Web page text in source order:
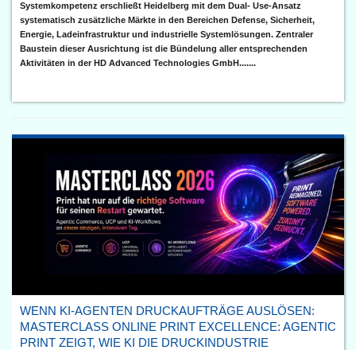
Systemkompetenz erschließt Heidelberg mit dem Dual- Use-Ansatz
systematisch zusätzliche Märkte in den Bereichen Defense, Sicherheit,
Energie, Ladeinfrastruktur und industrielle Systemlösungen. Zentraler
Baustein dieser Ausrichtung ist die Bündelung aller entsprechenden
Aktivitäten in der HD Advanced Technologies GmbH.......
WENN KI-AGENTEN DRUCKAUFTRÄGE AUSLÖSEN:
MASTERCLASS ONLINE PRINT EXCELLENCE: AGENTIC
PRINT ZEIGT, WIE KI DIE DRUCKINDUSTRIE